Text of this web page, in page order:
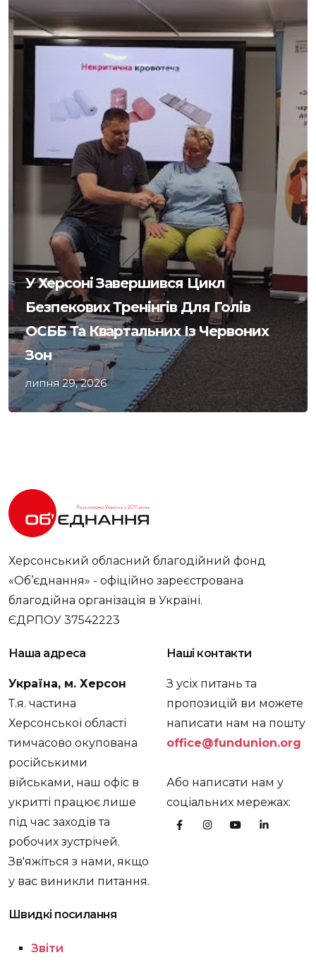
У Херсоні Завершився Цикл
Безпекових Тренінгів Для Голів
ОСББ Та Квартальних Із Червоних
Зон
липня 29, 2026
Херсонський обласний благодійний фонд
«Об’єднання» - офіційно зареєстрована
благодійна організація в Україні.
ЄДРПОУ 37542223
Наша адреса
Україна, м. Херсон
Т.я. частина
Херсонської області
тимчасово окупована
російськими
військами, наш офіс в
укритті працює лише
під час заходів та
робочих зустрічей.
Зв'яжіться з нами, якщо
у вас виникли питання.
Наші контакти
З усіх питань та
пропозицій ви можете
написати нам на пошту
office@fundunion.org
Або написати нам у
соціальних мережах:
Швидкі посилання
Звіти